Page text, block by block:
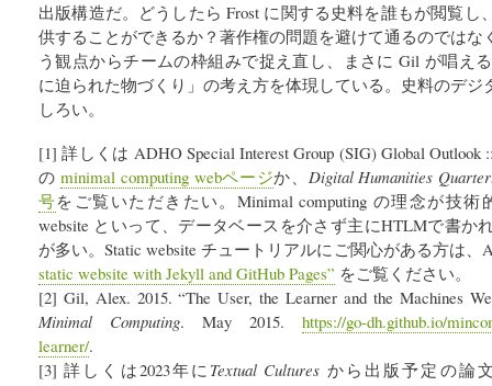
出版構造だ。どうしたら Frost に関する史料を誰もが閲覧し
供することができるか？著作権の問題を避けて通るのではな
う観点からチームの枠組みで捉え直し、まさに Gil が唱え
に迫られた物づくり」の考え方を体現している。史料のデ
しろい。
[1] 詳しくは ADHO Special Interest Group (SIG) Global Outlook
のminimal computing webページか、 Digital Humanities
号をご覧いただきたい。Minimal computing の理念が技
website といって、データベースを介さず主にHTLMで書か
が多い。Static website チュートリアルにご関心がある方は、
static website with Jekyll and GitHub Pages” をご覧ください。
[2] Gil, Alex. 2015. “The User, the Learner and the Machines
Minimal Computing. May 2015. https://go-dh.github.io/
learner/.
[3] 詳しくは2023年に Textual Cultures から出版予定の論文